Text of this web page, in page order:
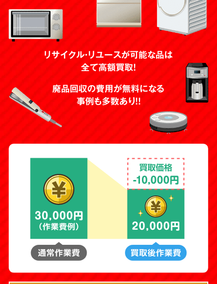
リサイクル・リユースが可能な品は
全て高額買取！
廃品回収の費用が無料になる
事例も多数あり！！